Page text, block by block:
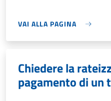
VAI ALLA PAGINA
Chiedere la
pagamento di un